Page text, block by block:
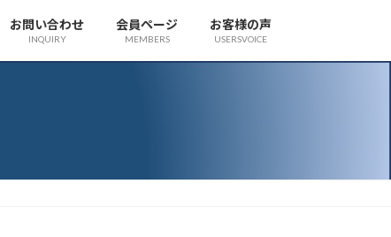
お問い合わせ
INQUIRY
会員ページ
MEMBERS
お客様の声
USERSVOICE